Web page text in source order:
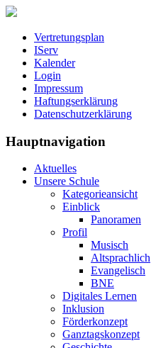
Vertretungsplan
IServ
Kalender
Login
Impressum
Haftungserklärung
Datenschutzerklärung
Hauptnavigation
Aktuelles
Unsere Schule
Kategorieansicht
Einblick
Panoramen
Profil
Musisch
Altsprachlich
Evangelisch
BNE
Digitales Lernen
Inklusion
Förderkonzept
Ganztagskonzept